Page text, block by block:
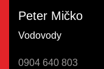
Peter Mičko
Vodovody
0904 640 803